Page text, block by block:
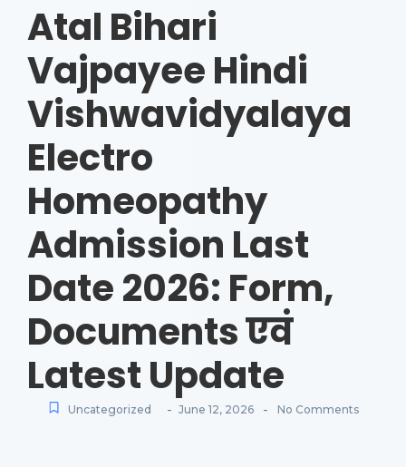
Atal Bihari
Vajpayee Hindi
Vishwavidyalaya
Electro
Homeopathy
Admission Last
Date 2026: Form,
Documents एवं
Latest Update
Uncategorized - June 12, 2026 - No Comments